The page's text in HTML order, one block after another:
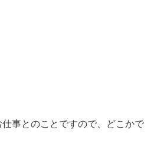
事とのことですので、どこかで